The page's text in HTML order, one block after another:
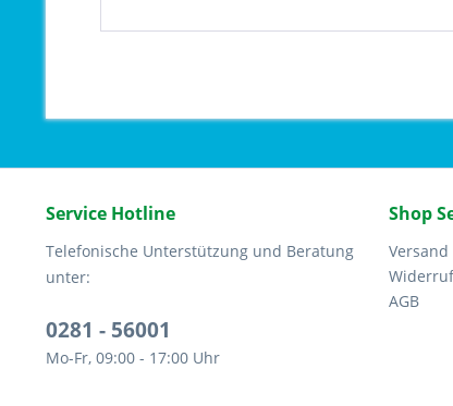
Service Hotline
Telefonische Unterstützung und Beratung
unter:
0281 - 56001
Mo-Fr, 09:00 - 17:00 Uhr
Shop
AGB